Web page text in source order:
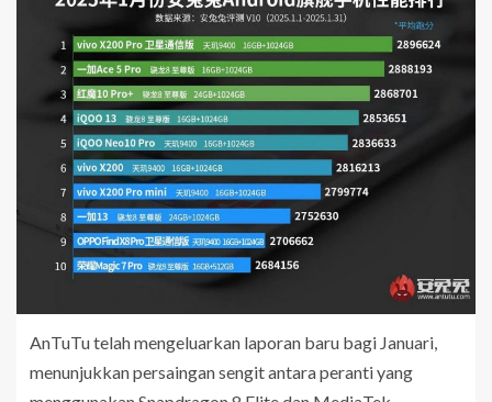
AnTuTu telah mengeluarkan laporan baru bagi Januari,
menunjukkan persaingan sengit antara peranti yang